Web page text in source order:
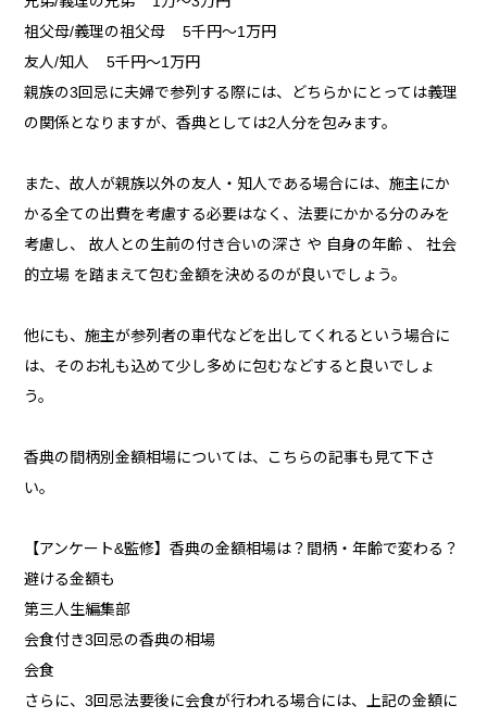
祖父母/義理の祖父母 5千円〜1万円
友人/知人 5千円〜1万円
親族の3回忌に夫婦で参列する際には、どちらかにとっては義理
の関係となりますが、香典としては2人分を包みます。
また、故人が親族以外の友人・知人である場合には、施主にか
かる全ての出費を考慮する必要はなく、法要にかかる分のみを
考慮し、 故人との生前の付き合いの深さ や 自身の年齢 、 社会
的立場 を踏まえて包む金額を決めるのが良いでしょう。
他にも、施主が参列者の車代などを出してくれるという場合に
は、そのお礼も込めて少し多めに包むなどすると良いでしょ
う。
香典の間柄別金額相場については、こちらの記事も見て下さ
い。
【アンケート&監修】香典の金額相場は？間柄・年齢で変わる？
避ける金額も
第三人生編集部
会食付き3回忌の香典の相場
会食
さらに、3回忌法要後に会食が行われる場合には、上記の金額に